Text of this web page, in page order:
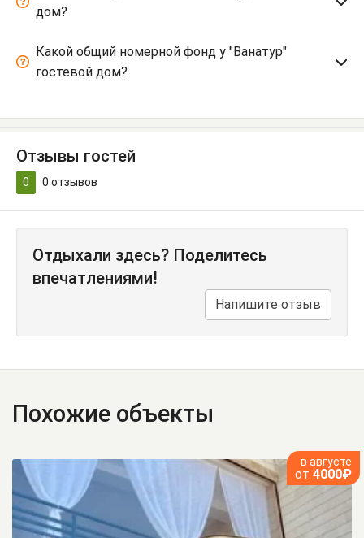
дом?
Какой общий номерной фонд у "Ванатур"
гостевой дом?
Отзывы гостей
0 0 отзывов
Отдыхали здесь? Поделитесь
впечатлениями!
Напишите отзыв
Похожие объекты
в августе
от 4000₽